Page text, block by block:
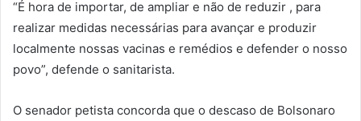
“É hora de importar, de ampliar e não de reduzir , para
realizar medidas necessárias para avançar e produzir
localmente nossas vacinas e remédios e defender o nosso
povo”, defende o sanitarista.
O senador petista concorda que o descaso de Bolsonaro